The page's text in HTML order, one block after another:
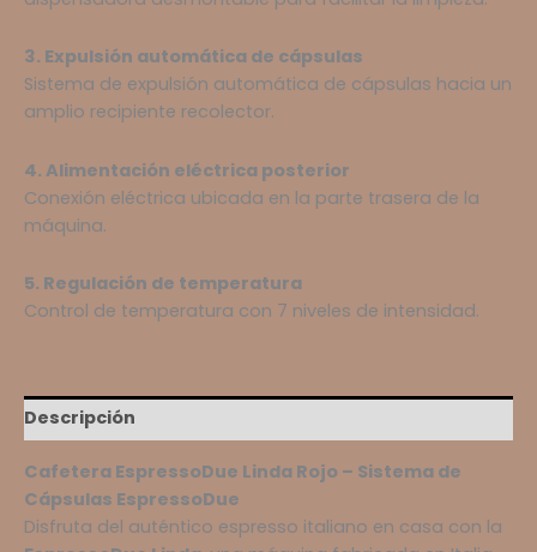
3. Expulsión automática de cápsulas
Sistema de expulsión automática de cápsulas hacia un
amplio recipiente recolector.
4. Alimentación eléctrica posterior
Conexión eléctrica ubicada en la parte trasera de la
máquina.
5. Regulación de temperatura
Control de temperatura con 7 niveles de intensidad.
Descripción
Cafetera EspressoDue Linda Rojo – Sistema de
Cápsulas EspressoDue
Disfruta del auténtico espresso italiano en casa con la